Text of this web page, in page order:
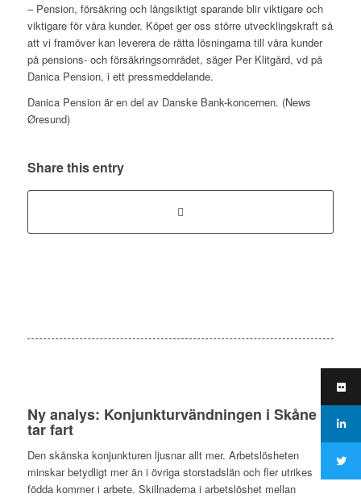
– Pension, försäkring och långsiktigt sparande blir viktigare och
viktigare för våra kunder. Köpet ger oss större utvecklingskraft så
att vi framöver kan leverera de rätta lösningarna till våra kunder
på pensions- och försäkringsområdet, säger Per Klitgård, vd på
Danica Pension, i ett pressmeddelande.
Danica Pension är en del av Danske Bank-koncernen. (News
Øresund)
Share this entry
Ny analys: Konjunkturvändningen i Skåne
tar fart
Den skånska konjunkturen ljusnar allt mer. Arbetslösheten
minskar betydligt mer än i övriga storstadslän och fler utrikes
födda kommer i arbete. Skillnaderna i arbetslöshet mellan